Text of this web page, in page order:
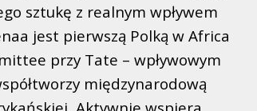
sztukę z realnym wpływem
jest pierwszą Polką w Africa
przy Tate – wpływowym
międzynarodową